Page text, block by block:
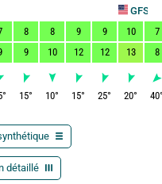
8 8 9 9 10
7
9 10 12 12 13 8
° 15° 10° 15° 25° 20° 40
détaillé